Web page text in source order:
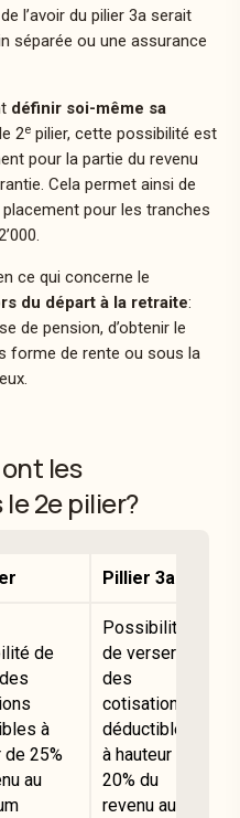
l’avoir du pilier 3a serait
séparée ou une assurance
définir soi-même sa
2e pilier, cette possibilité est
pour la partie du revenu
Cela permet ainsi de
pour les tranches
ce qui concerne le
du départ à la retraite:
de pension, d’obtenir le
forme de rente ou sous la
les
2e pilier?
Pillier 3a
de
à
de 25%
au
Possibilité
de verser
des
cotisations
déductibles
à hauteur de
20% du
revenu au